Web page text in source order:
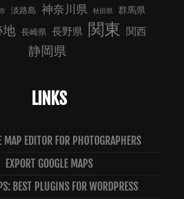
淡路島 神奈川県 秋田県 群馬県
長崎県 長野県 関東 関西
静岡県
LINKS
EDITOR FOR PHOTOGRAPHERS
EXPORT GOOGLE MAPS
BEST PLUGINS FOR WORDPRESS